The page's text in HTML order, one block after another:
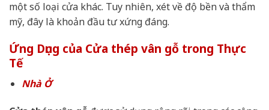
một số loại cửa khác. Tuy nhiên, xét về độ bền và thẩm
mỹ, đây là khoản đầu tư xứng đáng.
Ứng Dụng của Cửa thép vân gỗ trong Thực
Tế
Nhà Ở